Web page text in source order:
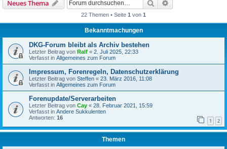
Neues Thema Suche
22 Themen • Seite 1 von 1
Bekanntmachungen
DKG-Forum bleibt als Archiv bestehen
Letzter Beitrag von Ralf « 2. Juli 2025, 22:33
Verfasst in Allgemeines zum Forum
Impressum, Forenregeln, Datenschutzerklärung
Letzter Beitrag von Steffen « 23. März 2016, 11:08
Verfasst in Allgemeines zum Forum
Forenupdate/Serverarbeiten
Letzter Beitrag von Cay « 28. Februar 2021, 15:59
Verfasst in Andere Sukkulenten
Antworten: 16 1 2
Themen